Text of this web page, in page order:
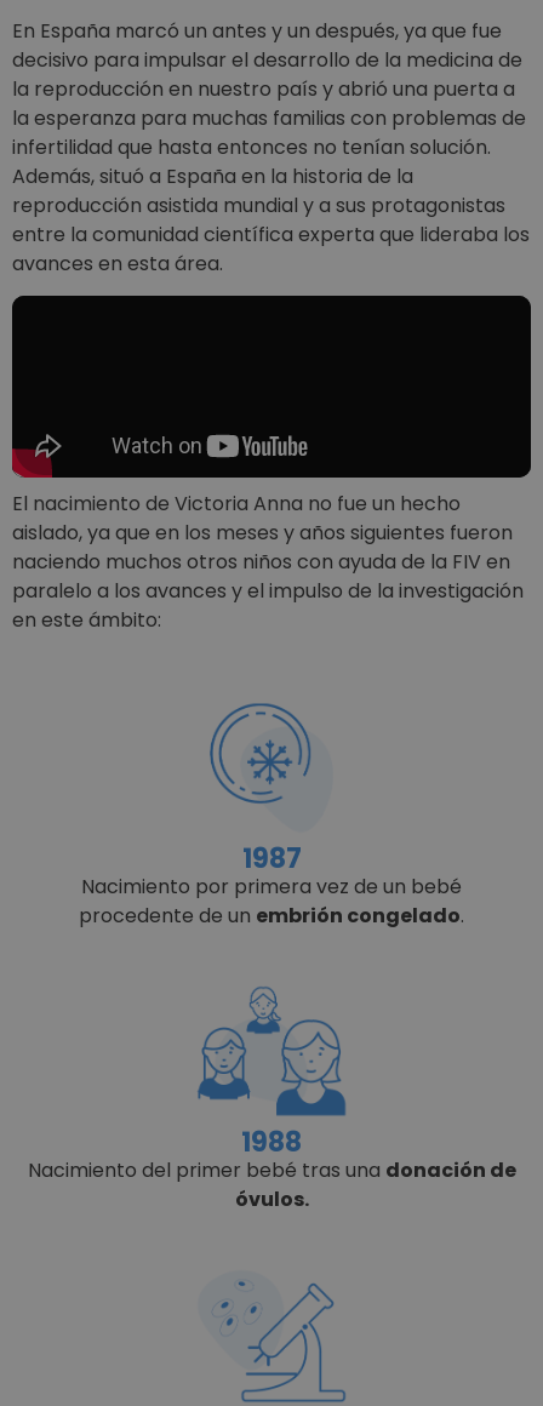
En España marcó un antes y un después, ya que fue
decisivo para impulsar el desarrollo de la medicina de
la reproducción en nuestro país y abrió una puerta a
la esperanza para muchas familias con problemas de
infertilidad que hasta entonces no tenían solución.
Además, situó a España en la historia de la
reproducción asistida mundial y a sus protagonistas
entre la comunidad científica experta que lideraba los
avances en esta área.
El nacimiento de Victoria Anna no fue un hecho
aislado, ya que en los meses y años siguientes fueron
naciendo muchos otros niños con ayuda de la FIV en
paralelo a los avances y el impulso de la investigación
en este ámbito:
1987
Nacimiento por primera vez de un bebé
procedente de un embrión congelado.
1988
Nacimiento del primer bebé tras una donación de
óvulos.